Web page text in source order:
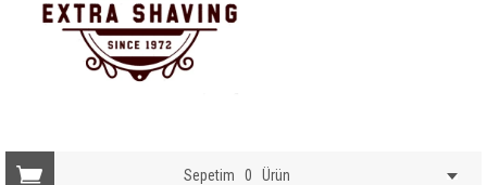
Sepetim 0 Ürün